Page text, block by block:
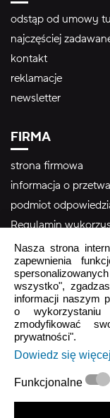
odstąp od umowy
najczęściej
kontakt
reklamacje
newsletter
FIRMA
strona firmowa
informacja o
podmiot
Regulamin
Obsługa Klienta
Pon - Pt9:00 - 16:00
Sob - NdzZamknięte
22 230 94 60
Nasza strona
zapewnienia
wszystko",
informacji naszym
o
zmodyfikować
prywatności".
Dowiedz się więcej
Funkcjonalne